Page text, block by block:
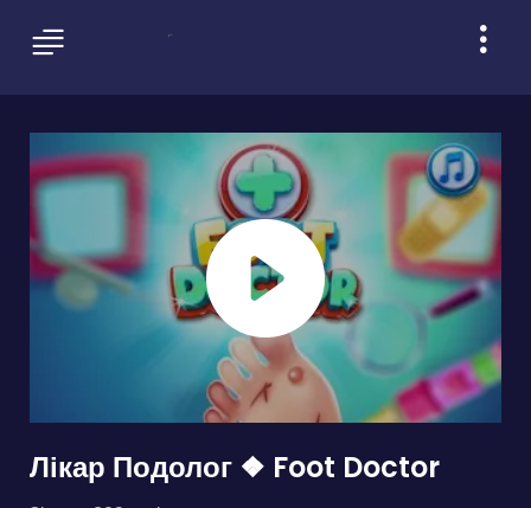
Лікар Подолог ❖ Foot Doctor